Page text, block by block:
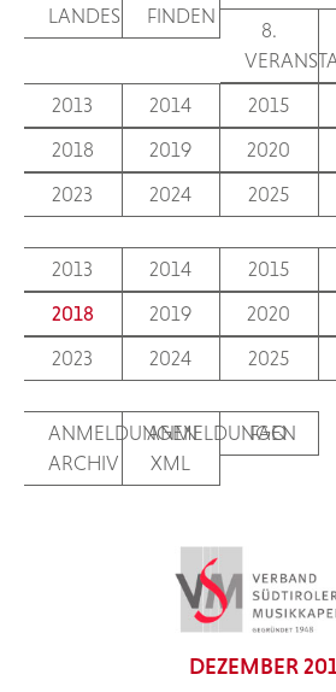
LANDES
FINDEN
8.
2013
2014 2015
2018
2019 2020
2023
2024 2025
2013
2014 2015
2018
2019 2020
2023
2024 2025
ANMELDUNGEN
ARCHIV
ANMELDUNGEN
XML
FAQ
DEZEMBER